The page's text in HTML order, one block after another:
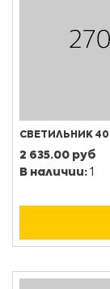
СВЕТИЛЬНИК
2 635.00 руб
В наличии: 1